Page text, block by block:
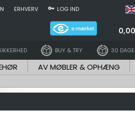
ERHVERV LOG IND
BUY & TRY 30
AV MØBLER & OPHÆNG